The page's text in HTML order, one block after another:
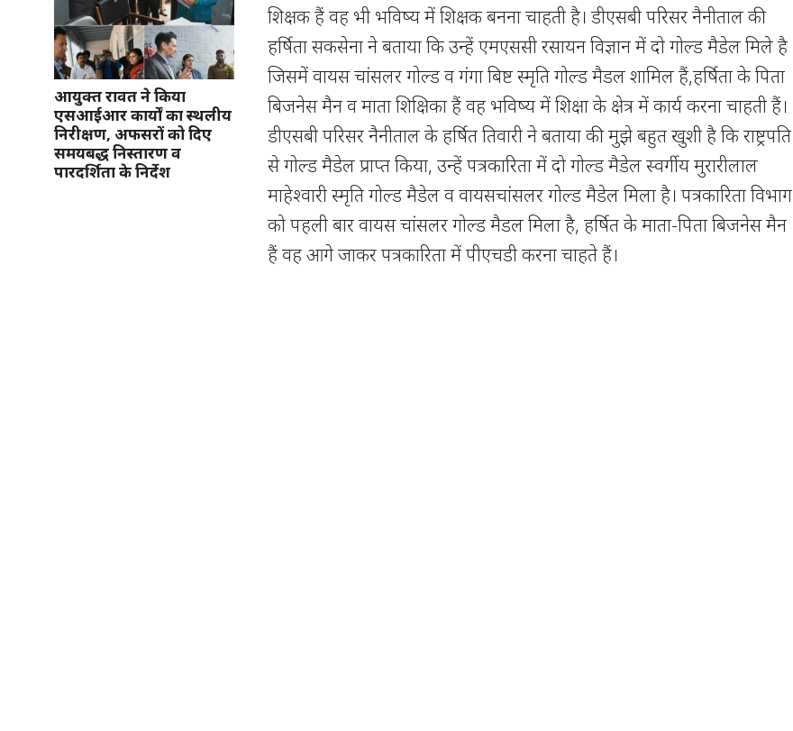
आयुक्त रावत ने किया
एसआईआर कार्यों का स्थलीय
निरीक्षण, अफसरों को दिए
समयबद्ध निस्तारण व
पारदर्शिता के निर्देश
शिक्षक हैं वह भी भविष्य में शिक्षक बनना चाहती है। डीएसबी परिसर नैनीताल की
हर्षिता सकसेना ने बताया कि उन्हें एमएससी रसायन विज्ञान में दो गोल्ड मैडेल मिले है
जिसमें वायस चांसलर गोल्ड व गंगा बिष्ट स्मृति गोल्ड मैडल शामिल हैं,हर्षिता के पिता
बिजनेस मैन व माता शिक्षिका हैं वह भविष्य में शिक्षा के क्षेत्र में कार्य करना चाहती हैं।
डीएसबी परिसर नैनीताल के हर्षित तिवारी ने बताया की मुझे बहुत खुशी है कि राष्ट्रपति
से गोल्ड मैडेल प्राप्त किया, उन्हें पत्रकारिता में दो गोल्ड मैडेल स्वर्गीय मुरारीलाल
माहेश्वारी स्मृति गोल्ड मैडेल व वायसचांसलर गोल्ड मैडेल मिला है। पत्रकारिता विभाग
को पहली बार वायस चांसलर गोल्ड मैडल मिला है, हर्षित के माता-पिता बिजनेस मैन
हैं वह आगे जाकर पत्रकारिता में पीएचडी करना चाहते हैं।